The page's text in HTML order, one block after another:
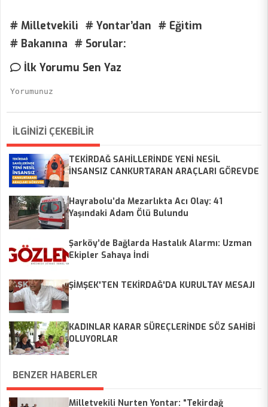
# Milletvekili # Yontar’dan # Eğitim
# Bakanına # Sorular:
İlk Yorumu Sen Yaz
İLGİNİZİ ÇEKEBİLİR
TEKİRDAĞ SAHİLLERİNDE YENİ NESİL
İNSANSIZ CANKURTARAN ARAÇLARI GÖREVDE
Hayrabolu’da Mezarlıkta Acı Olay: 41
Yaşındaki Adam Ölü Bulundu
Şarköy’de Bağlarda Hastalık Alarmı: Uzman
Ekipler Sahaya İndi
ŞİMŞEK'TEN TEKİRDAĞ'DA KURULTAY MESAJI
KADINLAR KARAR SÜREÇLERİNDE SÖZ SAHİBİ
OLUYORLAR
BENZER HABERLER
Milletvekili Nurten Yontar: “Tekirdağ